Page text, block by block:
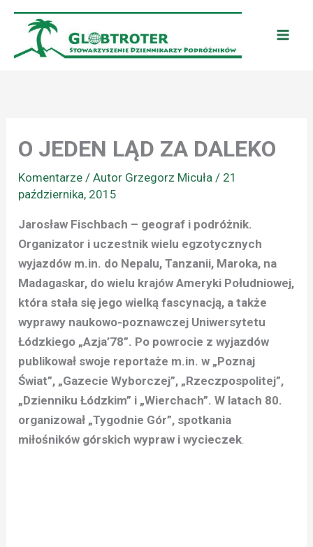
Przejdź
treści
O JEDEN LĄD ZA DALEKO
Komentarze / Autor Grzegorz Micuła/ 21
października, 2015
Jarosław Fischbach – geograf i podróżnik.
Organizator i uczestnik wielu egzotycznych
wyjazdów m.in. do Nepalu, Tanzanii, Maroka, na
Madagaskar, do wielu krajów Ameryki Południowej,
która stała się jego wielką fascynacją, a także
wyprawy naukowo-poznawczej Uniwersytetu
Łódzkiego „Azja’78”. Po powrocie z wyjazdów
publikował swoje reportaże m.in. w „Poznaj
Świat”, „Gazecie Wyborczej”, „Rzeczpospolitej”,
„Dzienniku Łódzkim” i „Wierchach”. W latach 80.
organizował „Tygodnie Gór”, spotkania
miłośników górskich wypraw i wycieczek.